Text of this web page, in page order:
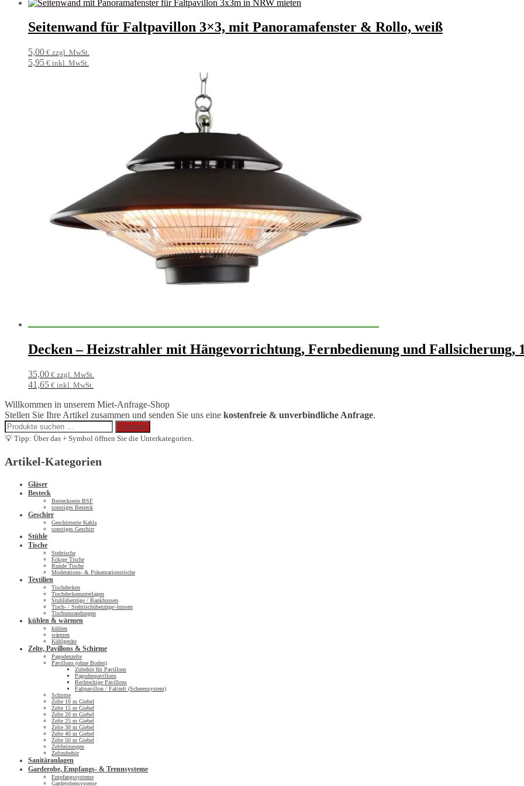
Seitenwand für Faltpavillon 3×3, mit Panoramafenster & Rollo, weiß
5,00 € zzgl. MwSt.
5,95 € inkl. MwSt.
Decken – Heizstrahler mit Hängevorrichtung, Fernbedienung und Fallsicherung,
35,00 € zzgl. MwSt.
41,65 € inkl. MwSt.
Willkommen in unserem Miet-Anfrage-Shop
Stellen Sie Ihre Artikel zusammen und senden Sie uns eine kostenfreie & unverbindliche Anfrage.
Suchen
nach:
Suchen
💡 Tipp: Über das + Symbol öffnen Sie die Unterkategorien.
Artikel-Kategorien
Gläser
Besteck
Besteckserie BSF
sonstiges Besteck
Geschirr
Geschirrserie Kahla
sonstiges Geschirr
Stühle
Tische
Stehtische
Eckige Tische
Runde Tische
Moderations- & Präsentationstische
Textilien
Tischdecken
Tischdeckenunterlagen
Stuhlüberzüge / Bankhussen
Tisch- / Stehtischüberzüge/-hussen
Tischumrandungen
kühlen & wärmen
kühlen
wärmen
Kühlgeräte
Zelte, Pavillons & Schirme
Pagodenzelte
Pavillons (ohne Boden)
Zubehör für Pavillons
Pagodenpavillons
Rechteckige Pavillons
Faltpavillon / Faltzelt (Scherensystem)
Schirme
Zelte 10 m Giebel
Zelte 15 m Giebel
Zelte 20 m Giebel
Zelte 25 m Giebel
Zelte 30 m Giebel
Zelte 40 m Giebel
Zelte 50 m Giebel
Zeltheizungen
Zeltzubehör
Sanitäranlagen
Garderobe, Empfangs- & Trennsysteme
Empfangssysteme
Garderobensysteme